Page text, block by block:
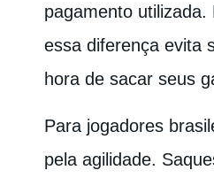
pagamento
essa diferença evita
hora de sacar seus
Para jogadores
pela agilidade.